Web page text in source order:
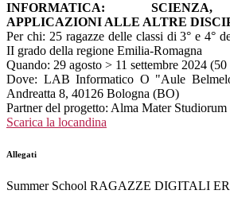
INFORMATICA: SCIENZA,
APPLICAZIONI ALLE ALTRE
Per chi: 25 ragazze delle classi di 3° e 4°
II grado della regione Emilia-Romagna
Quando: 29 agosto > 11 settembre 2024
Dove: LAB Informatico O "Aule
Andreatta 8, 40126 Bologna (BO)
Partner del progetto: Alma Mater
Scarica la locandina
Allegati
Summer School RAGAZZE DIGITALI